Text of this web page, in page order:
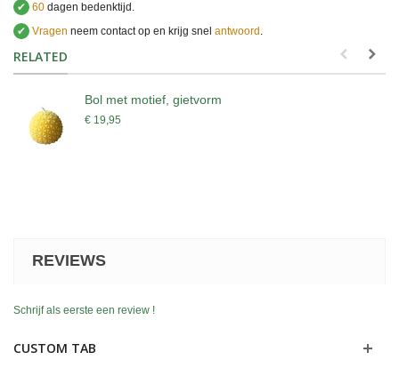
✔ 60 dagen bedenktijd.
✔ Vragen neem contact op en krijg snel antwoord .
RELATED
Bol met motief, gietvorm
€ 19,95
REVIEWS
Schrijf als eerste een review !
CUSTOM TAB